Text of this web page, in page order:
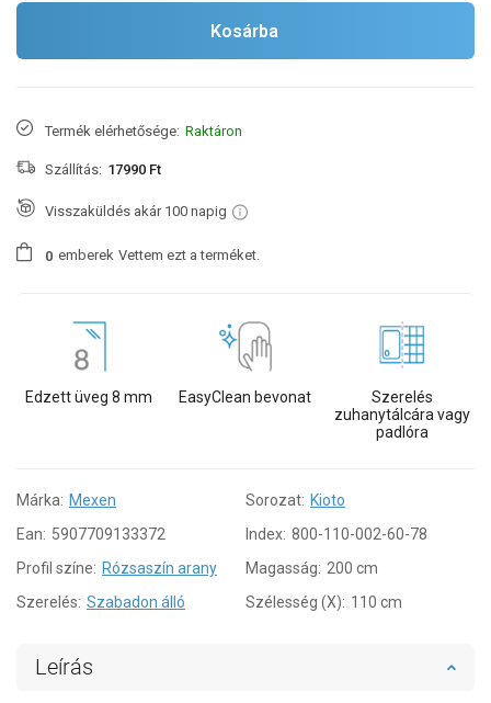
Kosárba
Termék elérhetősége: Raktáron
Szállítás: 17990 Ft
Visszaküldés akár 100 napig
0 emberek Vettem ezt a terméket.
Edzett üveg 8 mm EasyClean bevonat
Szerelés
zuhanytálcára vagy
padlóra
Márka: Mexen Sorozat: Kioto
Ean: 5907709133372 Index: 800-110-002-60-78
Profil színe: Rózsaszín arany Magasság: 200 cm
Szerelés: Szabadon álló Szélesség (X): 110 cm
Leírás